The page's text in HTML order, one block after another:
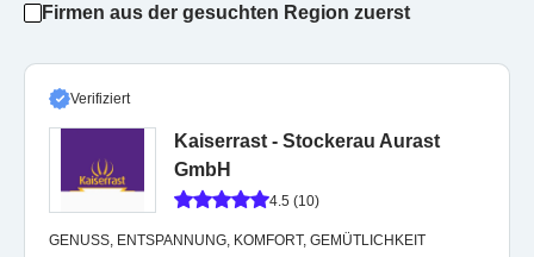
Firmen aus der gesuchten Region zuerst
Verifiziert
Kaiserrast - Stockerau Aurast
GmbH
4.5 (10)
GENUSS, ENTSPANNUNG, KOMFORT, GEMÜTLICHKEIT